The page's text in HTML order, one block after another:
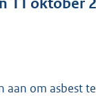
om asbest